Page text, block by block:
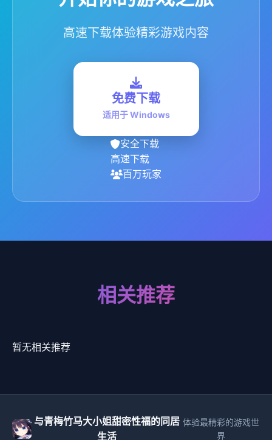
高速下载体验精彩游戏内容
免费下载
适用于 Windows
安全下载
高速下载
百万玩家
相关推荐
暂无相关推荐
与青梅竹马大小姐甜密性福的同居
生活
体验最精彩的游戏世
界